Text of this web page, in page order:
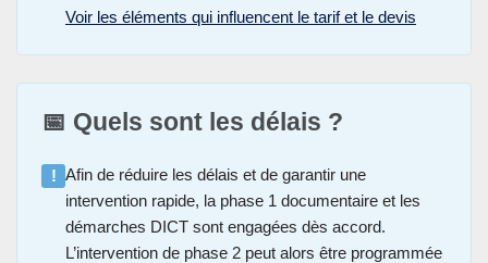
Voir les éléments qui influencent le tarif et le devis
📅 Quels sont les délais ?
! Afin de réduire les délais et de garantir une
intervention rapide, la phase 1 documentaire et les
démarches DICT sont engagées dès accord.
L’intervention de phase 2 peut alors être programmée